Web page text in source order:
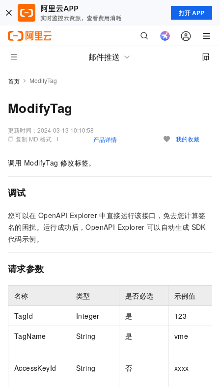
打开 APP
邮件推送
首页 ModifyTag
ModifyTag
更新时间： 2024-03-13 10:10:58
复制 MD 格式
产品详情 我的收藏
调用 ModifyTag 修改标签。
调试
您可以在 OpenAPI Explorer 中直接运行该接口，免去您计算签
名的困扰。运行成功后，OpenAPI Explorer 可以自动生成 SDK
代码示例。
请求参数
名称 类型 是否必选 示例值
TagId Integer 是 123
TagName String 是 vme
AccessKeyId String 否 xxxx